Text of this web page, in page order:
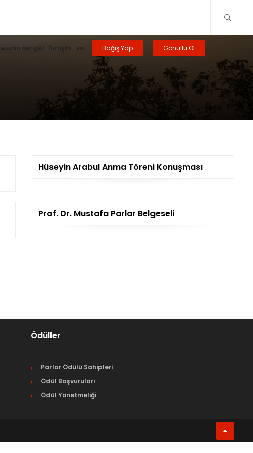
Matim Dergisi İletişim EN Bağış Yap Gönüllü Ol
Hüseyin Arabul Anma Töreni Konuşması
Prof. Dr. Mustafa Parlar Belgeseli
Ödüller
Parlar Ödülü Sahipleri
Ödül Başvuruları
Ödül Yönetmeliği